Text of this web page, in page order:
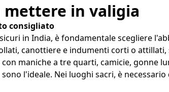
mettere in valigia
consigliato
in India, è fondamentale scegliere
canottiere e indumenti corti o
maniche a tre quarti, camicie, gonne
l'ideale. Nei luoghi sacri, è